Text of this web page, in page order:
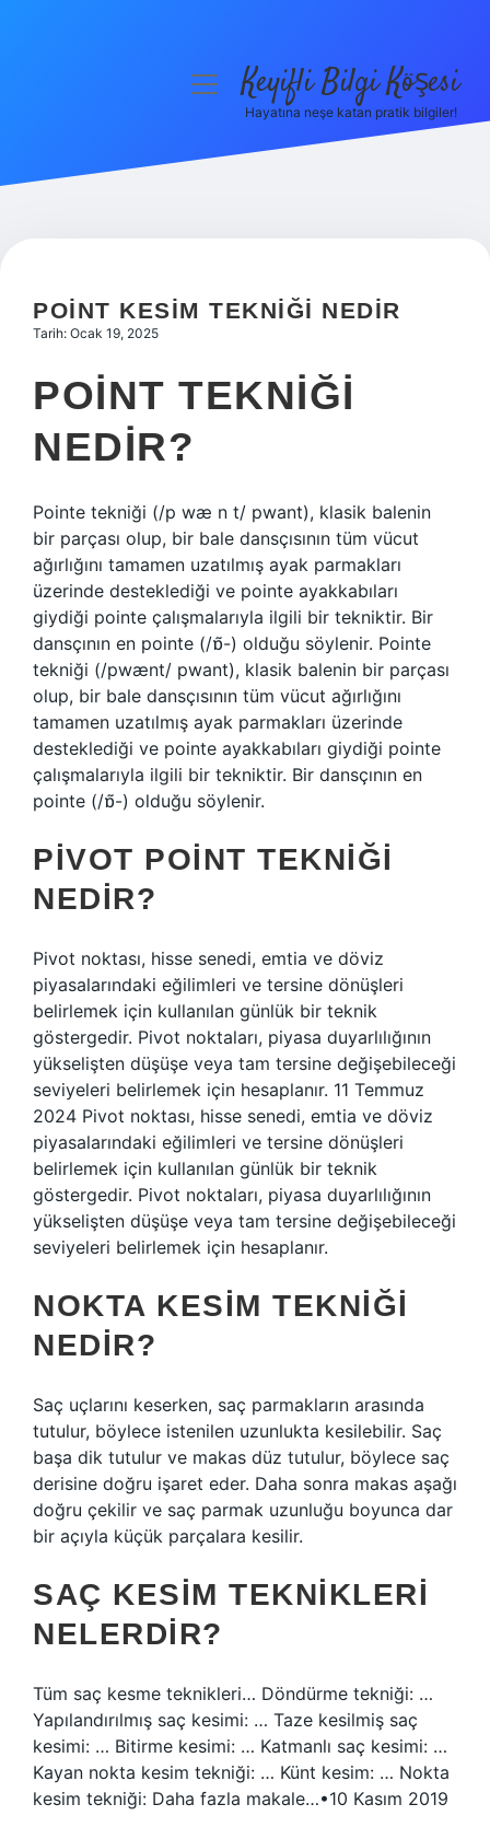
Hakkımızda
menüyüKeyifli Bilgi Köşesi
Hayatına neşe katan pratik bilgiler!
POINT KESIM TEKNIĞI NEDIR
Tarih: Ocak 19, 2025
POINT TEKNIĞI
NEDIR?
Pointe tekniği (/p wæ n t/ pwant), klasik balenin
bir parçası olup, bir bale dansçısının tüm vücut
ağırlığını tamamen uzatılmış ayak parmakları
üzerinde desteklediği ve pointe ayakkabıları
giydiği pointe çalışmalarıyla ilgili bir tekniktir. Bir
dansçının en pointe (/ɒ̃-) olduğu söylenir. Pointe
tekniği (/pwænt/ pwant), klasik balenin bir parçası
olup, bir bale dansçısının tüm vücut ağırlığını
tamamen uzatılmış ayak parmakları üzerinde
desteklediği ve pointe ayakkabıları giydiği pointe
çalışmalarıyla ilgili bir tekniktir. Bir dansçının en
pointe (/ɒ̃-) olduğu söylenir.
PIVOT POINT TEKNIĞI
NEDIR?
Pivot noktası, hisse senedi, emtia ve döviz
piyasalarındaki eğilimleri ve tersine dönüşleri
belirlemek için kullanılan günlük bir teknik
göstergedir. Pivot noktaları, piyasa duyarlılığının
yükselişten düşüşe veya tam tersine değişebileceği
seviyeleri belirlemek için hesaplanır. 11 Temmuz
2024 Pivot noktası, hisse senedi, emtia ve döviz
piyasalarındaki eğilimleri ve tersine dönüşleri
belirlemek için kullanılan günlük bir teknik
göstergedir. Pivot noktaları, piyasa duyarlılığının
yükselişten düşüşe veya tam tersine değişebileceği
seviyeleri belirlemek için hesaplanır.
NOKTA KESIM TEKNIĞI
NEDIR?
Saç uçlarını keserken, saç parmakların arasında
tutulur, böylece istenilen uzunlukta kesilebilir. Saç
başa dik tutulur ve makas düz tutulur, böylece saç
derisine doğru işaret eder. Daha sonra makas aşağı
doğru çekilir ve saç parmak uzunluğu boyunca dar
bir açıyla küçük parçalara kesilir.
SAÇ KESIM TEKNIKLERI
NELERDIR?
Tüm saç kesme teknikleri… Döndürme tekniği: …
Yapılandırılmış saç kesimi: … Taze kesilmiş saç
kesimi: … Bitirme kesimi: … Katmanlı saç kesimi: …
Kayan nokta kesim tekniği: … Künt kesim: … Nokta
kesim tekniği: Daha fazla makale…•10 Kasım 2019